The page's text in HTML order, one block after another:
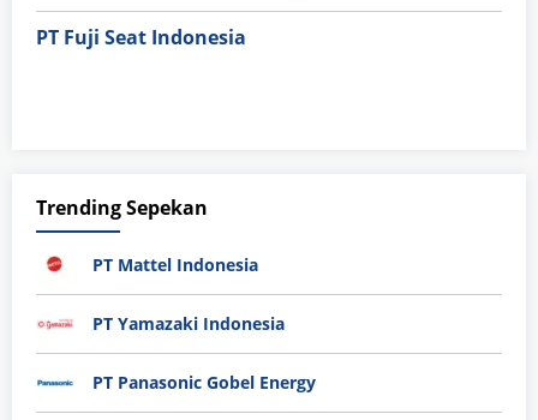
PT Fuji Seat Indonesia
Trending Sepekan
PT Mattel Indonesia
PT Yamazaki Indonesia
PT Panasonic Gobel Energy